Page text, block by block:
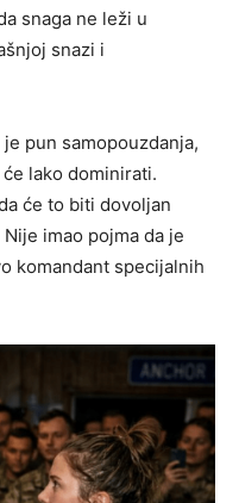
snaga ne leži u
snazi i
pun samopouzdanja,
lako dominirati.
će to biti dovoljan
imao pojma da je
komandant specijalnih